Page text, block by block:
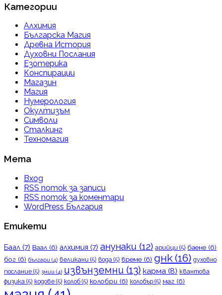
Категории
Алхимия
Българска Магия
Древна История
Духовни Послания
Езотерика
Конспирации
Магазин
Магия
Нумерология
Окултизъм
Символи
Сталкинг
Техномагия
Мета
Вход
RSS поток за записи
RSS поток за коментари
WordPress България
Етикети
Баал (7) Ваал (6) алхимия (7) анунаки (12) арийци (5) баене (6)
бог (6) българи (4) великани (5) вода (5) време (6) днк (16) духовно
послание (5) змии (4) извънземни (13) карма (8) квантова
физика (5) кодове (5) колоб (5) колобри (6) колобър (5) маг (6)